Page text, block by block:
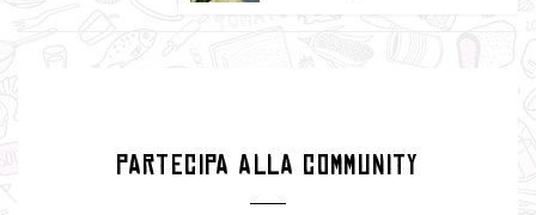
PARTECIPA ALLA COMMUNITY